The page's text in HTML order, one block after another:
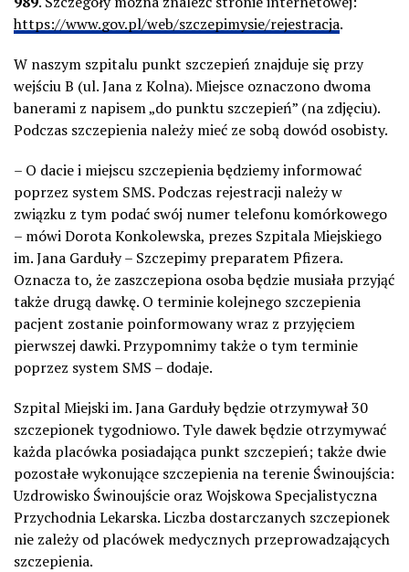
https://www.gov.pl/web/szczepimysie/rejestracja.
W naszym szpitalu punkt szczepień znajduje się przy
wejściu B (ul. Jana z Kolna). Miejsce oznaczono dwoma
banerami z napisem „do punktu szczepień” (na zdjęciu).
Podczas szczepienia należy mieć ze sobą dowód osobisty.
– O dacie i miejscu szczepienia będziemy informować
poprzez system SMS. Podczas rejestracji należy w
związku z tym podać swój numer telefonu komórkowego
– mówi Dorota Konkolewska, prezes Szpitala Miejskiego
im. Jana Garduły – Szczepimy preparatem Pfizera.
Oznacza to, że zaszczepiona osoba będzie musiała przyjąć
także drugą dawkę. O terminie kolejnego szczepienia
pacjent zostanie poinformowany wraz z przyjęciem
pierwszej dawki. Przypomnimy także o tym terminie
poprzez system SMS – dodaje.
Szpital Miejski im. Jana Garduły będzie otrzymywał 30
szczepionek tygodniowo. Tyle dawek będzie otrzymywać
każda placówka posiadająca punkt szczepień; także dwie
pozostałe wykonujące szczepienia na terenie Świnoujścia:
Uzdrowisko Świnoujście oraz Wojskowa Specjalistyczna
Przychodnia Lekarska. Liczba dostarczanych szczepionek
nie zależy od placówek medycznych przeprowadzających
szczepienia.